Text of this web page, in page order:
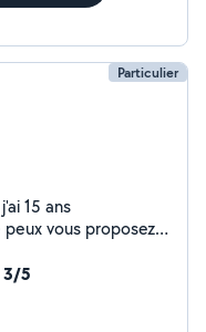
Particulier
15 ans
vous proposez
de haies et
bêchage,
paillage
3/5